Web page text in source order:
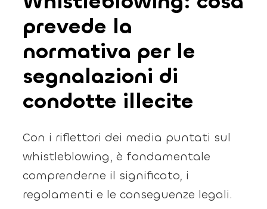
prevede la
normativa per le
segnalazioni di
condotte illecite
Con i riflettori dei media puntati sul
whistleblowing, è fondamentale
comprenderne il significato, i
regolamenti e le conseguenze legali.